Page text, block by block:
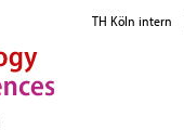
TH Köln intern